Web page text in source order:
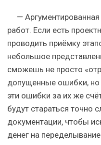
—
работ. Если есть
проводить приёмку
небольшое
сможешь не просто
допущенные ошибки, но
эти ошибки за их же
будут стараться точно
документации, чтобы
денег на